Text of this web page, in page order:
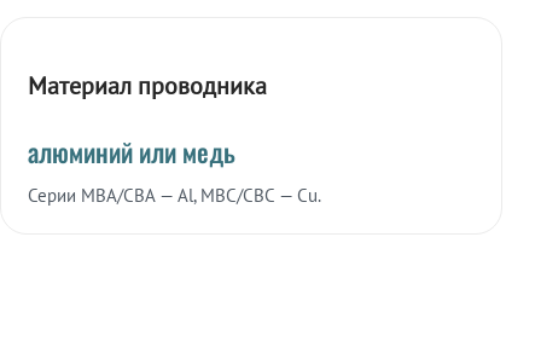
Материал проводника
алюминий или медь
Серии МВА/СВА — Al, МВС/СВС — Cu.